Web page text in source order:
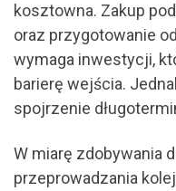
kosztowna. Zakup
oraz przygotowanie
wymaga inwestycji,
barierę wejścia.
spojrzenie
W miarę zdobywania
przeprowadzania